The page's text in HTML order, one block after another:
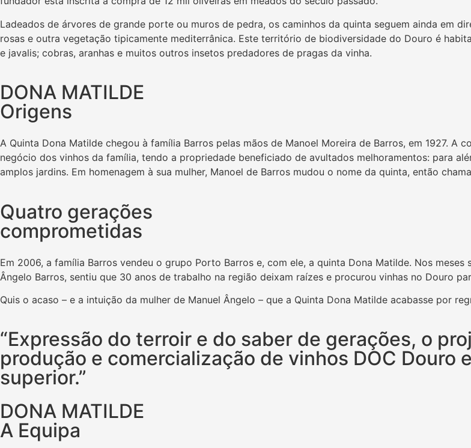
Ladeados de árvores de grande porte ou muros de pedra, os caminhos da quinta seguem ainda em
rosas e outra vegetação tipicamente mediterrânica. Este território de biodiversidade do Douro é
e javalis; cobras, aranhas e muitos outros insetos predadores de pragas da vinha.
DONA MATILDE
Origens
A Quinta Dona Matilde chegou à família Barros pelas mãos de Manoel Moreira de Barros, em 1927.
negócio dos vinhos da família, tendo a propriedade beneficiado de avultados melhoramentos: para
amplos jardins. Em homenagem à sua mulher, Manoel de Barros mudou o nome da quinta, então
Quatro gerações
comprometidas
Em 2006, a família Barros vendeu o grupo Porto Barros e, com ele, a quinta Dona Matilde. Nos
Ângelo Barros, sentiu que 30 anos de trabalho na região deixam raízes e procurou vinhas no Douro
Quis o acaso – e a intuição da mulher de Manuel Ângelo – que a Quinta Dona Matilde acabasse por
“Expressão do terroir e do saber de gerações, o
produção e comercialização de vinhos DOC Douro
superior.”
DONA MATILDE
A Equipa